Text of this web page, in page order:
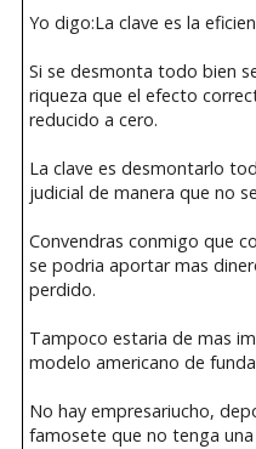
Yo digo:La clave es la
Si se desmonta todo bien
riqueza que el efecto
reducido a cero.
La clave es desmontarlo
judicial de manera que no
Convendras conmigo que
se podria aportar mas
perdido.
Tampoco estaria de mas
modelo americano de
No hay empresariucho,
famosete que no tenga